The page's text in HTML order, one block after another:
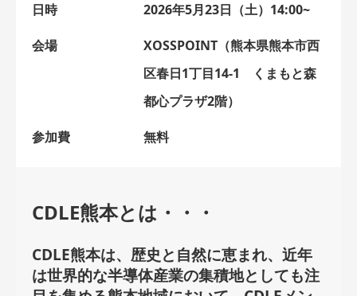
日時 2026年5月23日（土）14:00~
会場
XOSSPOINT（熊本県熊本市西
区春日1丁目14-1 くまもと森
都心プラザ2階）
参加費 無料
CDLE熊本とは・・・
CDLE熊本は、歴史と自然に恵まれ、近年
は世界的な半導体産業の集積地としても注